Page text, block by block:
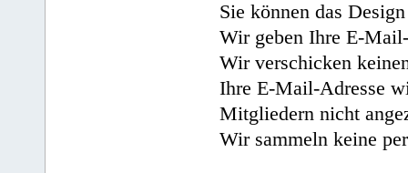
Sie können das
Wir geben Ihre E-
Wir verschicken
Ihre E-Mail-Adresse
Mitgliedern nicht
Wir sammeln keine